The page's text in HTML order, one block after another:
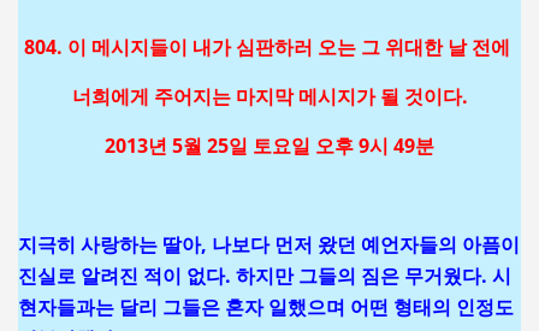
804. 이 메시지들이 내가 심판하러 오는 그 위대한 날 전에
너희에게 주어지는 마지막 메시지가 될 것이다.
2013년 5월 25일 토요일 오후 9시 49분
지극히 사랑하는 딸아, 나보다 먼저 왔던 예언자들의 아픔이
진실로 알려진 적이 없다. 하지만 그들의 짐은 무거웠다. 시
현자들과는 달리 그들은 혼자 일했으며 어떤 형태의 인정도